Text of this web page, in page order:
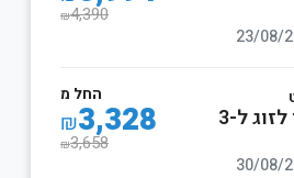
₪4,390
חמישי עד ראשון לזוג ל-3
החל מ
₪3,328
₪3,658